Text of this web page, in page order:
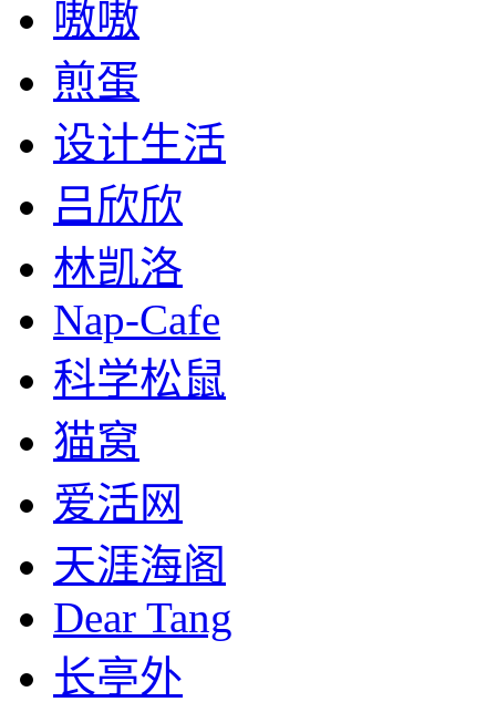
嗷嗷
煎蛋
设计生活
吕欣欣
林凯洛
Nap-Cafe
科学松鼠
猫窝
爱活网
天涯海阁
Dear Tang
长亭外